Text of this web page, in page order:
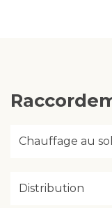
Chauffage au sol
Distribution